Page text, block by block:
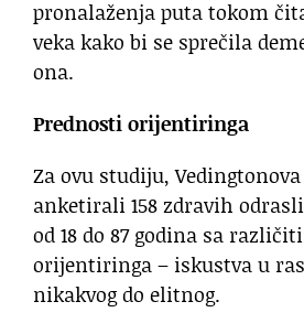
pronalaženja puta tokom
veka kako bi se sprečila
ona.
Prednosti orijentiringa
Za ovu studiju,
anketirali 158 zdravih
od 18 do 87 godina sa
orijentiringa – iskustva u
nikakvog do elitnog.